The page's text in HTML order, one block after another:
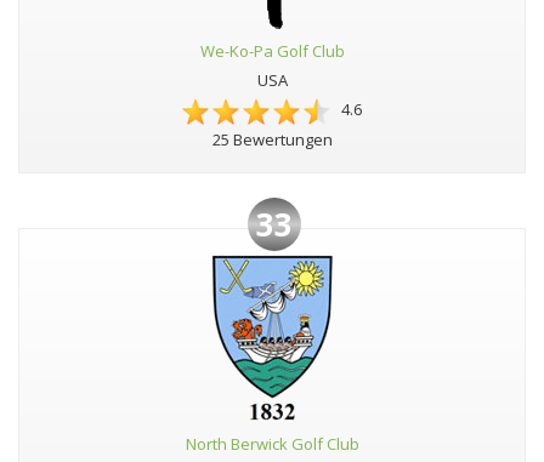
We-Ko-Pa Golf Club
USA
4.6
25 Bewertungen
33
North Berwick Golf Club